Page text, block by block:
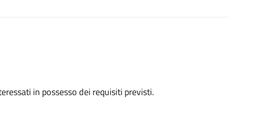
in possesso dei requisiti previsti.